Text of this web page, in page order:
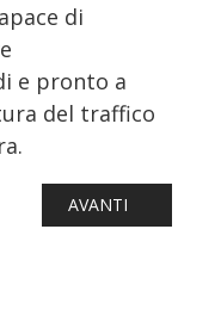
di
e pronto a
del traffico
SI FERMA
ARTICOLO
AVANTI